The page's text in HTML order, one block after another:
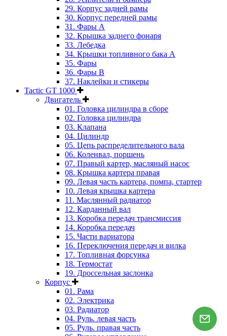
29. Корпус задней рамы
30. Корпус передней рамы
31. Фары А
32. Крышка заднего фонаря
33. Лебедка
34. Крышки топливного бака А
35. Фары
36. Фары B
37. Наклейки и стикеры
Tactic GT 1000
Двигатель
01. Головка цилиндра в сборе
02. Головка цилиндра
03. Клапана
04. Цилиндр
05. Цепь распределительного вала
06. Коленвал, поршень
07. Правый картер, масляный насос
08. Крышка картера правая
09. Левая часть картера, помпа, стартер
10. Левая крышка картера
11. Маслянный радиатор
12. Карданный вал
13. Коробка передач трансмиссия
14. Коробка передач
15. Части вариатора
16. Переключения передач и вилка
17. Топливная форсунка
18. Термостат
19. Дроссельная заслонка
Корпус
01. Рама
02. Электрика
03. Радиатор
04. Руль. левая часть
05. Руль. правая часть